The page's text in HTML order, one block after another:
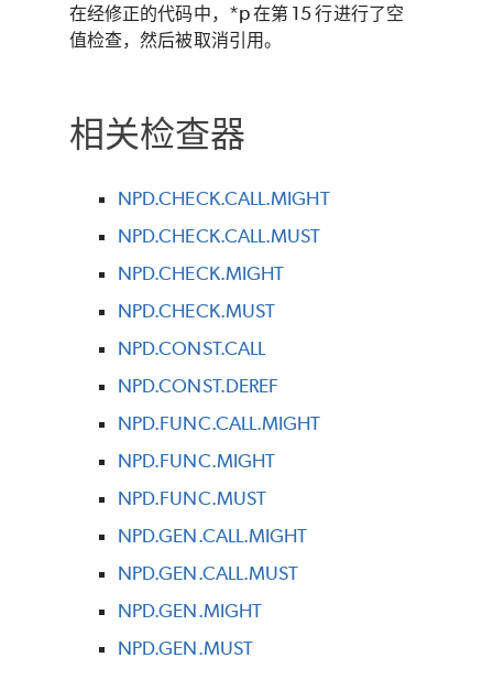
在经修正的代码中，*p 在第 15 行进行了空
值检查，然后被取消引用。
相关检查器
NPD.CHECK.CALL.MIGHT
NPD.CHECK.CALL.MUST
NPD.CHECK.MIGHT
NPD.CHECK.MUST
NPD.CONST.CALL
NPD.CONST.DEREF
NPD.FUNC.CALL.MIGHT
NPD.FUNC.MIGHT
NPD.FUNC.MUST
NPD.GEN.CALL.MIGHT
NPD.GEN.CALL.MUST
NPD.GEN.MIGHT
NPD.GEN.MUST